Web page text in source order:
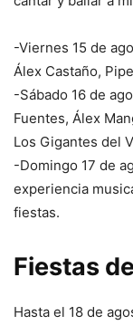
-Viernes 15 de
Álex Castaño,
-Sábado 16 de
Fuentes, Álex
Los Gigantes del
-Domingo 17 de
experiencia
fiestas.
Fiestas
Hasta el 18 de